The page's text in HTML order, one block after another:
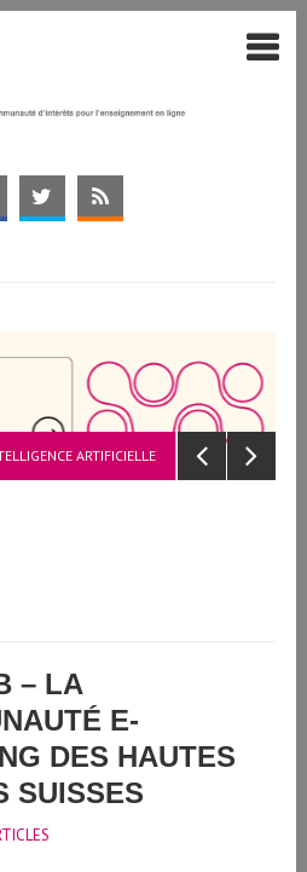
L'INTELLIGENCE ARTIFICIELLE
– LA
E-
DES HAUTES
SUISSES